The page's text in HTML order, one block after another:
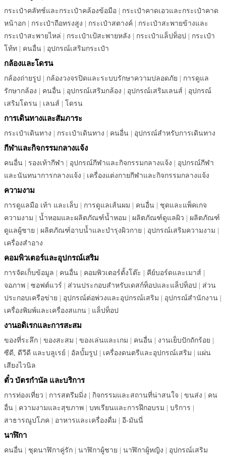
กระเป๋าคลัทช์และกระเป๋าคล้องข้อมือ | กระเป๋าคาดเอวและกระเป๋าคาด
หน้าอก | กระเป๋าถือทรงสูง | กระเป๋าสตางค์ | กระเป๋าสะพายข้างและ
กระเป๋าสะพายไหล่ | กระเป๋าเป้สะพายหลัง | กระเป๋าแล็ปท็อป | กระเป๋า
โท้ท | คนอื่น | อุปกรณ์เสริมกระเป๋า
กล้องและโดรน
กล้องถ่ายรูป | กล้องวงจรปิดและระบบรักษาความปลอดภัย | การดูแล
รักษากล้อง | คนอื่น | อุปกรณ์เสริมกล้อง | อุปกรณ์เสริมเลนส์ | อุปกรณ์
เสริมโดรน | เลนส์ | โดรน
การเดินทางและสัมภาระ
กระเป๋าเดินทาง | กระเป๋าเดินทาง | คนอื่น | อุปกรณ์สำหรับการเดินทาง
กีฬาและกิจกรรมกลางแจ้ง
คนอื่น | รองเท้ากีฬา | อุปกรณ์กีฬาและกิจกรรมกลางแจ้ง | อุปกรณ์กีฬา
และนันทนาการกลางแจ้ง | เครื่องแต่งกายกีฬาและกิจกรรมกลางแจ้ง
ความงาม
การดูแลมือ เท้า และเล็บ | การดูแลเส้นผม | คนอื่น | ชุดและแพ็คเกจ
ความงาม | น้ำหอมและผลิตภัณฑ์น้ำหอม | ผลิตภัณฑ์ดูแลผิว | ผลิตภัณฑ์
ดูแลผู้ชาย | ผลิตภัณฑ์อาบน้ำและบำรุงผิวกาย | อุปกรณ์เสริมความงาม |
เครื่องสำอาง
คอมพิวเตอร์และอุปกรณ์เสริม
การจัดเก็บข้อมูล | คนอื่น | คอมพิวเตอร์ตั้งโต๊ะ | คีย์บอร์ดและเมาส์ |
จอภาพ | ซอฟต์แวร์ | ส่วนประกอบสำหรับเดสก์ท็อปและแล็ปท็อป | ส่วน
ประกอบเครือข่าย | อุปกรณ์ต่อพ่วงและอุปกรณ์เสริม | อุปกรณ์สำนักงาน |
เครื่องพิมพ์และเครื่องสแกน | แล็ปท็อป
งานอดิเรกและการสะสม
ของที่ระลึก | ของสะสม | ของเล่นและเกม | คนอื่น | งานเย็บปักถักร้อย |
ซีดี, ดีวีดี และบลูเรย์ | อัลบั้มรูป | เครื่องดนตรีและอุปกรณ์เสริม | แผ่น
เสียงไวนิล
ตั๋ว บัตรกำนัล และบริการ
การท่องเที่ยว | การสตรีมมิ่ง | กิจกรรมและสถานที่น่าสนใจ | ขนส่ง | คน
อื่น | ความงามและสุขภาพ | บทเรียนและการฝึกอบรม | บริการ |
สาธารณูปโภค | อาหารและเครื่องดื่ม | อี-มันนี่
นาฬิกา
คนอื่น | ชุดนาฬิกาคู่รัก | นาฬิกาผู้ชาย | นาฬิกาผู้หญิง | อุปกรณ์เสริม